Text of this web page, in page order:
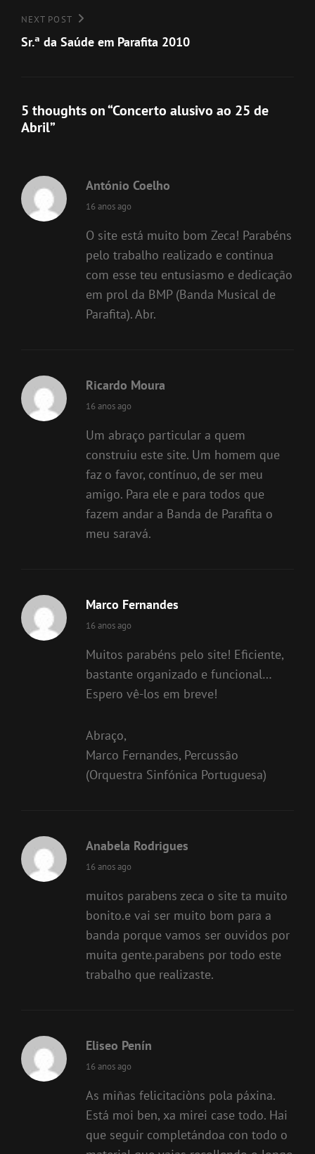
Next
Post
NEXT POST
Sr.ª da Saúde em Parafita 2010
5 thoughts on “Concerto alusivo ao 25 de
Abril”
António Coelho
says:
16 anos ago
O site está muito bom Zeca! Parabéns
pelo trabalho realizado e continua
com esse teu entusiasmo e dedicação
em prol da BMP (Banda Musical de
Parafita). Abr.
Ricardo Moura
says:
16 anos ago
Um abraço particular a quem
construiu este site. Um homem que
faz o favor, contínuo, de ser meu
amigo. Para ele e para todos que
fazem andar a Banda de Parafita o
meu saravá.
Marco Fernandes
says:
16 anos ago
Muitos parabéns pelo site! Eficiente,
bastante organizado e funcional…
Espero vê-los em breve!
Abraço,
Marco Fernandes, Percussão
(Orquestra Sinfónica Portuguesa)
Anabela Rodrigues
says:
16 anos ago
muitos parabens zeca o site ta muito
bonito.e vai ser muito bom para a
banda porque vamos ser ouvidos por
muita gente.parabens por todo este
trabalho que realizaste.
Eliseo Penín
says:
16 anos ago
As miñas felicitaciòns pola páxina.
Está moi ben, xa mirei case todo. Hai
que seguir completándoa con todo o